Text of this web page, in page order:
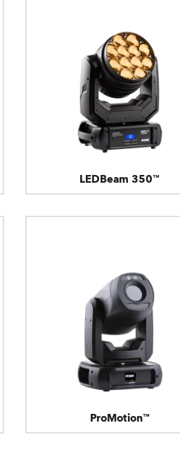
LEDBeam 350™
ProMotion™